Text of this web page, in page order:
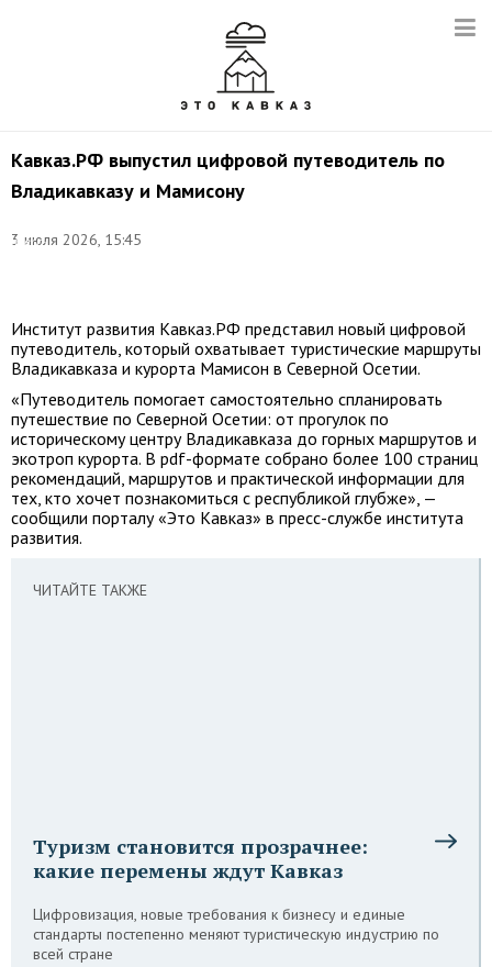
Кавказ.РФ выпустил цифровой путеводитель по
Владикавказу и Мамисону
3 июля 2026, 15:45
пресс-
Институт развития Кавказ.РФ представил новый цифровой
путеводитель, который охватывает туристические маршруты
Владикавказа и курорта Мамисон в Северной Осетии.
«Путеводитель помогает самостоятельно спланировать
путешествие по Северной Осетии: от прогулок по
историческому центру Владикавказа до горных маршрутов и
экотроп курорта. В pdf-формате собрано более 100 страниц
рекомендаций, маршрутов и практической информации для
тех, кто хочет познакомиться с республикой глубже», —
сообщили порталу «Это Кавказ» в пресс-службе института
развития.
ЧИТАЙТЕ ТАКЖЕ
Туризм становится прозрачнее:
какие перемены ждут Кавказ
Цифровизация, новые требования к бизнесу и единые
стандарты постепенно меняют туристическую индустрию по
всей стране